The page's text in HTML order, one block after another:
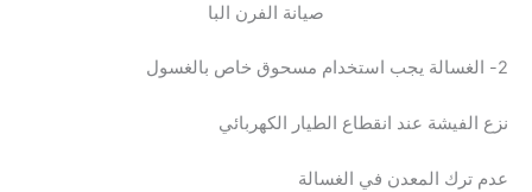
صيانة الفرن البا
2- الغسالة يجب استخدام مسحوق خاص بالغسول
نزع الفيشة عند انقطاع الطيار الكهربائي
عدم ترك المعدن في الغسالة